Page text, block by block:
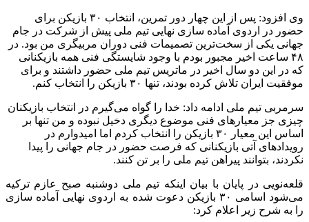
وی افزود: پس از این چهار دور تمرین، انتخاب ٣٠ بازیکن برای
حضور در اردوی آماده سازی نهایی تیم ملی پیش از شرکت در جام
جهانی یکی از سخت‌ترین تصمیمات فنی دوران مربیگری من بود. در
۴٨ ساعت اخیر مجبور بودم با وجود شایستگی فنی همه بازیکنانی
که در این دو سال اخیر در ماتریس تیم ملی حضور داشتند و برای
موفقیت ایران تلاش کرده بودند، تنها ٣٠ بازیکن را انتخاب کنم.
سرمربی تیم ملی ادامه داد: خدا را گواه می‌گیرم در انتخاب بازیکنان
چیزی جز معیارهای فنی موضوع دیگری دخیل نبوده و من تنها بر
اساس این معیار ٣٠ بازیکن را انتخاب کردم اما امیدوارم در
رویدادهای آتی بازیکنانی که فرصت حضور در جام جهانی را پیدا
نکردند، بتوانند پیراهن تیم ملی را بر تن کنند.
قلعه‌نویی در پایان با بیان اینکه تیم ملی دوشنبه صبح عازم ترکیه
می‌شود اسامی ٣٠ بازیکن دعوت شده به اردوی نهایی آماده سازی
را به شرح زیر اعلام کرد: